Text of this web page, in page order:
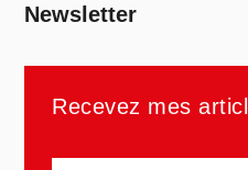
Newsletter
Recevez mes